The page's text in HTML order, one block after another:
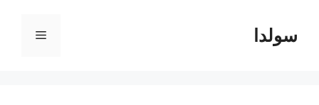
محتواسولدا فهرست